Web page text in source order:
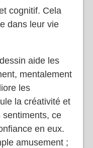
cognitif. Cela
dans leur vie
aide les
mentalement
les
la créativité et
sentiments, ce
en eux.
amusement ;